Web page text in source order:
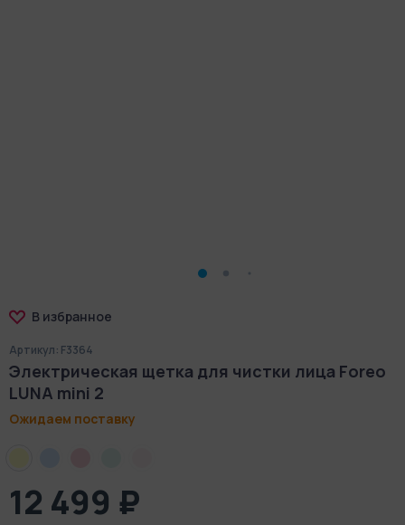
В избранное
Артикул: F3364
Электрическая щетка для чистки лица Foreo
LUNA mini 2
Ожидаем поставку
12 499 ₽